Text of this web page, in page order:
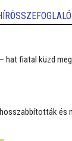
hat fiatal küzd
és